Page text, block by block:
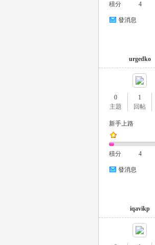
積分 4
發消息
urgedko
0
主題
1
回帖
新手上路
積分 4
發消息
iqavikp